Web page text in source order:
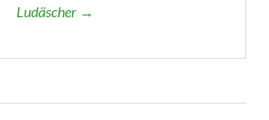
Ludäscher →